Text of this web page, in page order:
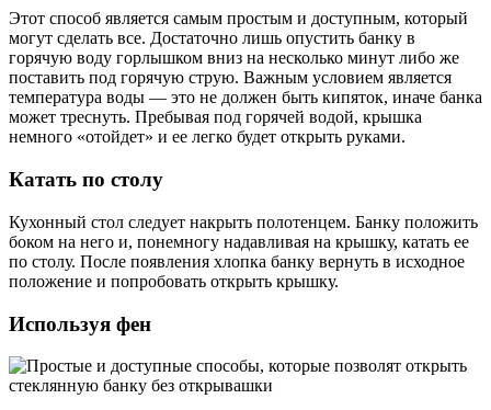
Этот способ является самым простым и доступным, который
могут сделать все. Достаточно лишь опустить банку в
горячую воду горлышком вниз на несколько минут либо же
поставить под горячую струю. Важным условием является
температура воды — это не должен быть кипяток, иначе банка
может треснуть. Пребывая под горячей водой, крышка
немного «отойдет» и ее легко будет открыть руками.
Катать по столу
Кухонный стол следует накрыть полотенцем. Банку положить
боком на него и, понемногу надавливая на крышку, катать ее
по столу. После появления хлопка банку вернуть в исходное
положение и попробовать открыть крышку.
Используя фен